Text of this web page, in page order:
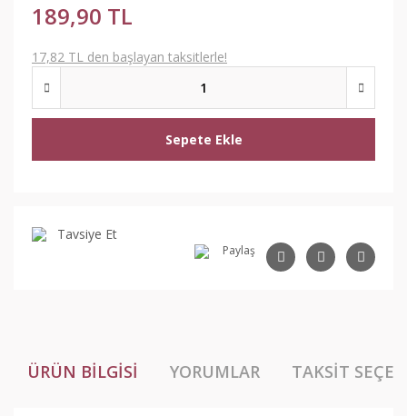
189,90 TL
17,82 TL den başlayan taksitlerle!
Sepete Ekle
Tavsiye Et
Paylaş
ÜRÜN BILGISI YORUMLAR TAKSIT